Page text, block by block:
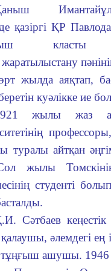
қазіргі ҚР
класты
жаратылыстану
жылда аяқтап,
куәлікке ие
жылы жаз
туралы айтқан
жылы
студенті
Сәтбаев
қалаушы, әлемдегі
ашушы.